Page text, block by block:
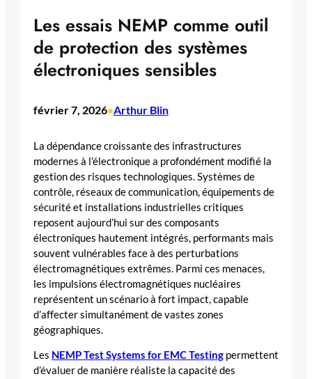
Les essais NEMP comme outil
de protection des systèmes
électroniques sensibles
février 7, 2026•Arthur Blin
La dépendance croissante des infrastructures
modernes à l’électronique a profondément modifié la
gestion des risques technologiques. Systèmes de
contrôle, réseaux de communication, équipements de
sécurité et installations industrielles critiques
reposent aujourd’hui sur des composants
électroniques hautement intégrés, performants mais
souvent vulnérables face à des perturbations
électromagnétiques extrêmes. Parmi ces menaces,
les impulsions électromagnétiques nucléaires
représentent un scénario à fort impact, capable
d’affecter simultanément de vastes zones
géographiques.
Les NEMP Test Systems for EMC Testing permettent
d’évaluer de manière réaliste la capacité des